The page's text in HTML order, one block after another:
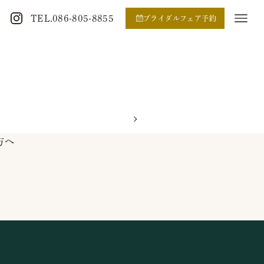
TEL.086-805-8855 ブライダルフェア予約
へ